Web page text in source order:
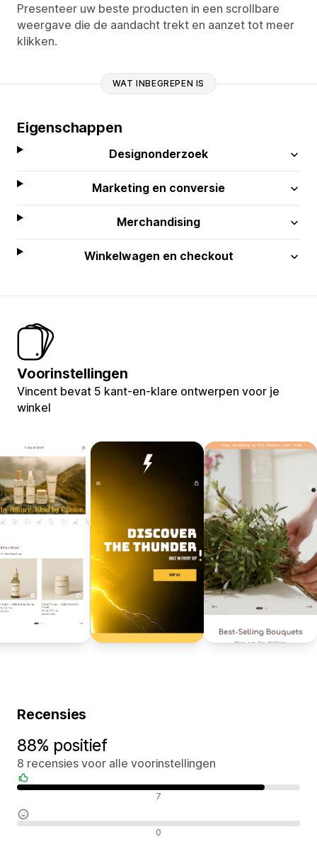
Presenteer uw beste producten in een scrollbare
weergave die de aandacht trekt en aanzet tot meer
klikken.
WAT INBEGREPEN IS
Eigenschappen
Designonderzoek
Marketing en conversie
Merchandising
Winkelwagen en checkout
Voorinstellingen
Vincent bevat 5 kant-en-klare ontwerpen voor je
winkel
Recensies
88% positief
8 recensies voor alle voorinstellingen
7
0